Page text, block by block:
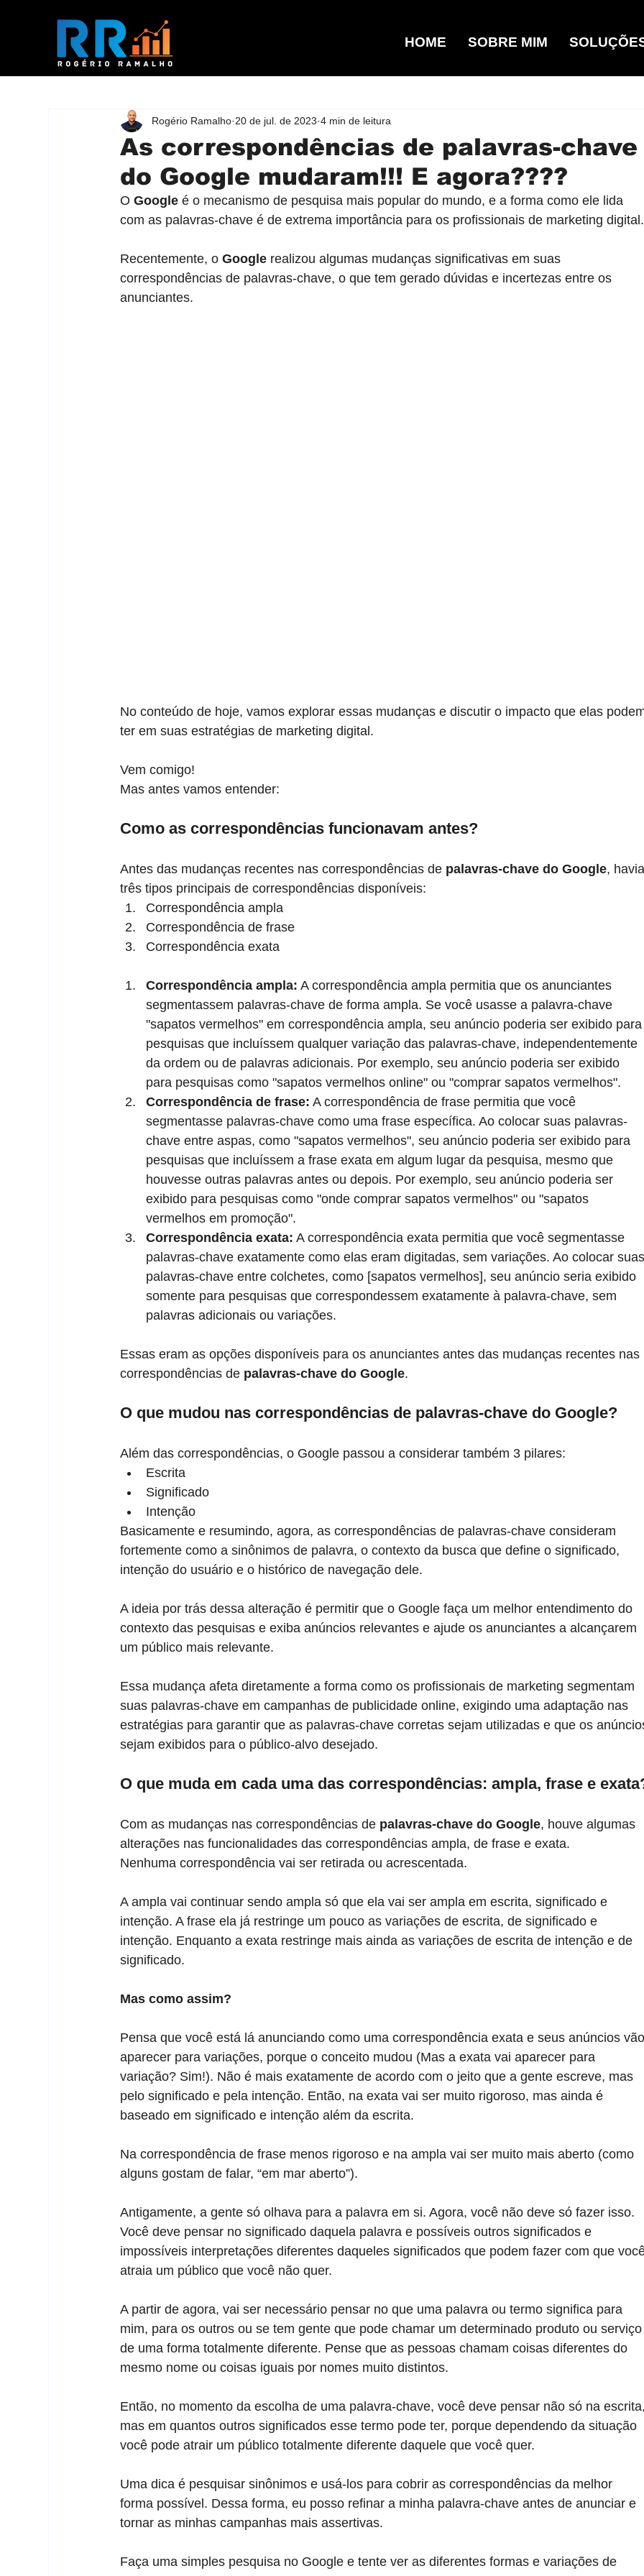
HOME SOBRE MIM
As correspondências de palavras-chave
do Google mudaram!!! E agora????
Rogério Ramalho 20 de jul. de 2023 4 min de leitura
O Google é o mecanismo de pesquisa mais popular do mundo, e a forma como ele lida
com as palavras-chave é de extrema importância para os profissionais de marketing
Recentemente, o Google realizou algumas mudanças significativas em suas
correspondências de palavras-chave, o que tem gerado dúvidas e incertezas entre os
anunciantes.
No conteúdo de hoje, vamos explorar essas mudanças e discutir o impacto que elas
ter em suas estratégias de marketing digital.
Vem comigo!
Mas antes vamos entender:
Como as correspondências funcionavam antes?
Antes das mudanças recentes nas correspondências de palavras-chave do Google,
três tipos principais de correspondências disponíveis:
Correspondência ampla
Correspondência de frase
Correspondência exata
Correspondência ampla: A correspondência ampla permitia que os anunciantes
segmentassem palavras-chave de forma ampla. Se você usasse a palavra-chave
"sapatos vermelhos" em correspondência ampla, seu anúncio poderia ser exibido
pesquisas que incluíssem qualquer variação das palavras-chave, independentemente
da ordem ou de palavras adicionais. Por exemplo, seu anúncio poderia ser exibido
para pesquisas como "sapatos vermelhos online" ou "comprar sapatos vermelhos".
Correspondência de frase: A correspondência de frase permitia que você
segmentasse palavras-chave como uma frase específica. Ao colocar suas palavras-
chave entre aspas, como "sapatos vermelhos", seu anúncio poderia ser exibido para
pesquisas que incluíssem a frase exata em algum lugar da pesquisa, mesmo que
houvesse outras palavras antes ou depois. Por exemplo, seu anúncio poderia ser
exibido para pesquisas como "onde comprar sapatos vermelhos" ou "sapatos
vermelhos em promoção".
Correspondência exata: A correspondência exata permitia que você segmentasse
palavras-chave exatamente como elas eram digitadas, sem variações. Ao colocar
palavras-chave entre colchetes, como [sapatos vermelhos], seu anúncio seria exibido
somente para pesquisas que correspondessem exatamente à palavra-chave, sem
palavras adicionais ou variações.
Essas eram as opções disponíveis para os anunciantes antes das mudanças recentes nas
correspondências de palavras-chave do Google.
O que mudou nas correspondências de palavras-chave do Google?
Além das correspondências, o Google passou a considerar também 3 pilares:
Escrita
Significado
Intenção
Basicamente e resumindo, agora, as correspondências de palavras-chave consideram
fortemente como a sinônimos de palavra, o contexto da busca que define o significado,
intenção do usuário e o histórico de navegação dele.
A ideia por trás dessa alteração é permitir que o Google faça um melhor entendimento do
contexto das pesquisas e exiba anúncios relevantes e ajude os anunciantes a alcançarem
um público mais relevante.
Essa mudança afeta diretamente a forma como os profissionais de marketing segmentam
suas palavras-chave em campanhas de publicidade online, exigindo uma adaptação nas
estratégias para garantir que as palavras-chave corretas sejam utilizadas e que os
sejam exibidos para o público-alvo desejado.
O que muda em cada uma das correspondências: ampla, frase e
Com as mudanças nas correspondências de palavras-chave do Google, houve algumas
alterações nas funcionalidades das correspondências ampla, de frase e exata.
Nenhuma correspondência vai ser retirada ou acrescentada.
A ampla vai continuar sendo ampla só que ela vai ser ampla em escrita, significado e
intenção. A frase ela já restringe um pouco as variações de escrita, de significado e
intenção. Enquanto a exata restringe mais ainda as variações de escrita de intenção e de
significado.
Mas como assim?
Pensa que você está lá anunciando como uma correspondência exata e seus anúncios
aparecer para variações, porque o conceito mudou (Mas a exata vai aparecer para
variação? Sim!). Não é mais exatamente de acordo com o jeito que a gente escreve, mas
pelo significado e pela intenção. Então, na exata vai ser muito rigoroso, mas ainda é
baseado em significado e intenção além da escrita.
Na correspondência de frase menos rigoroso e na ampla vai ser muito mais aberto (como
alguns gostam de falar, “em mar aberto”).
Antigamente, a gente só olhava para a palavra em si. Agora, você não deve só fazer isso.
Você deve pensar no significado daquela palavra e possíveis outros significados e
impossíveis interpretações diferentes daqueles significados que podem fazer com que
atraia um público que você não quer.
A partir de agora, vai ser necessário pensar no que uma palavra ou termo significa para
mim, para os outros ou se tem gente que pode chamar um determinado produto ou
de uma forma totalmente diferente. Pense que as pessoas chamam coisas diferentes do
mesmo nome ou coisas iguais por nomes muito distintos.
Então, no momento da escolha de uma palavra-chave, você deve pensar não só na
mas em quantos outros significados esse termo pode ter, porque dependendo da situação
você pode atrair um público totalmente diferente daquele que você quer.
Uma dica é pesquisar sinônimos e usá-los para cobrir as correspondências da melhor
forma possível. Dessa forma, eu posso refinar a minha palavra-chave antes de anunciar e
tornar as minhas campanhas mais assertivas.
Faça uma simples pesquisa no Google e tente ver as diferentes formas e variações de